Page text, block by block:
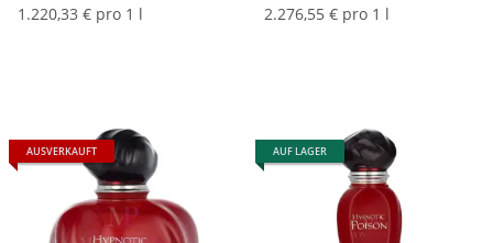
1.220,33 € pro 1 l
2.276,55 € pro 1 l
AUSVERKAUFT AUF LAGER